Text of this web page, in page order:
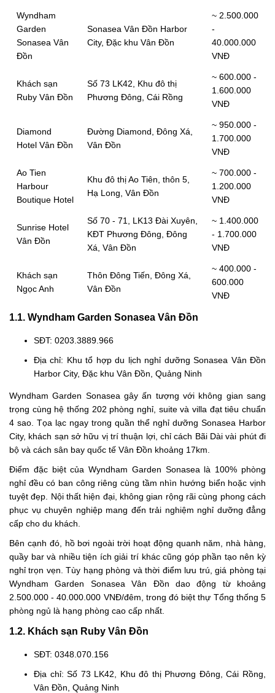
Wyndham
Garden
Sonasea Vân
Đồn
Sonasea Vân Đồn Harbor
City, Đặc khu Vân Đồn
~ 2.500.000
-
40.000.000
VNĐ
Khách sạn
Ruby Vân Đồn
Số 73 LK42, Khu đô thị
Phương Đông, Cái Rồng
~ 600.000 -
1.600.000
VNĐ
Diamond
Hotel Vân Đồn
Đường Diamond, Đông Xá,
Vân Đồn
~ 950.000 -
1.700.000
VNĐ
Ao Tien
Harbour
Boutique Hotel
Khu đô thị Ao Tiên, thôn 5,
Hạ Long, Vân Đồn
~ 700.000 -
1.200.000
VNĐ
Sunrise Hotel
Vân Đồn
Số 70 - 71, LK13 Đài Xuyên,
KĐT Phương Đông, Đông
Xá, Vân Đồn
~ 1.400.000
- 1.700.000
VNĐ
Khách sạn
Ngọc Anh
Thôn Đông Tiến, Đông Xá,
Vân Đồn
~ 400.000 -
600.000
VNĐ
1.1. Wyndham Garden Sonasea Vân Đồn
SĐT: 0203.3889.966
Địa chỉ: Khu tổ hợp du lịch nghỉ dưỡng Sonasea Vân Đồn
Harbor City, Đặc khu Vân Đồn, Quảng Ninh
Wyndham Garden Sonasea gây ấn tượng với không gian sang
trọng cùng hệ thống 202 phòng nghỉ, suite và villa đạt tiêu chuẩn
4 sao. Tọa lạc ngay trong quần thể nghỉ dưỡng Sonasea Harbor
City, khách sạn sở hữu vị trí thuận lợi, chỉ cách Bãi Dài vài phút đi
bộ và cách sân bay quốc tế Vân Đồn khoảng 17km.
Điểm đặc biệt của Wyndham Garden Sonasea là 100% phòng
nghỉ đều có ban công riêng cùng tầm nhìn hướng biển hoặc vịnh
tuyệt đẹp. Nội thất hiện đại, không gian rộng rãi cùng phong cách
phục vụ chuyên nghiệp mang đến trải nghiệm nghỉ dưỡng đẳng
cấp cho du khách.
Bên cạnh đó, hồ bơi ngoài trời hoạt động quanh năm, nhà hàng,
quầy bar và nhiều tiện ích giải trí khác cũng góp phần tạo nên kỳ
nghỉ trọn vẹn. Tùy hạng phòng và thời điểm lưu trú, giá phòng tại
Wyndham Garden Sonasea Vân Đồn dao động từ khoảng
2.500.000 - 40.000.000 VNĐ/đêm, trong đó biệt thự Tổng thống 5
phòng ngủ là hạng phòng cao cấp nhất.
1.2. Khách sạn Ruby Vân Đồn
SĐT: 0348.070.156
Địa chỉ: Số 73 LK42, Khu đô thị Phương Đông, Cái Rồng,
Vân Đồn, Quảng Ninh